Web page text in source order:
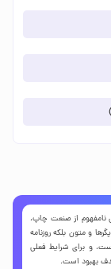
نامفهوم از صنعت چاپ،
و متون بلکه روزنامه
و برای شرایط فعلی
هدف بهبود است.